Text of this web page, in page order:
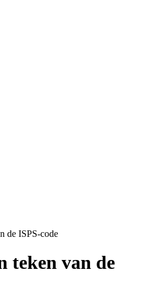
de ISPS-code
teken van de